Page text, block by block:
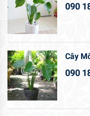
090
Cây
090